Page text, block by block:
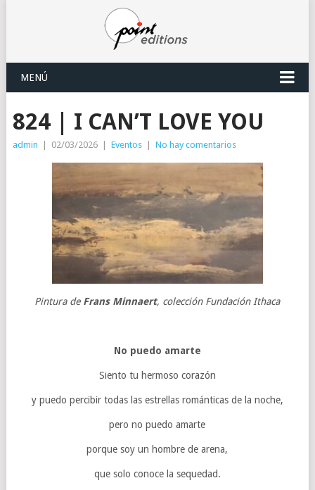
MENÚ
824 | I CAN’T LOVE YOU
admin 02/03/2026 Eventos No hay comentarios
Pintura de Frans Minnaert, colección Fundación Ithaca
No puedo amarte
Siento tu hermoso corazón
y puedo percibir todas las estrellas románticas de la noche,
pero no puedo amarte
porque soy un hombre de arena,
que solo conoce la sequedad.